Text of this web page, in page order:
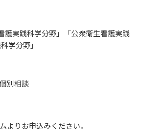
実践科学分野」「公衆衛生看護実践
学分野」
別相談
よりお申込みください。